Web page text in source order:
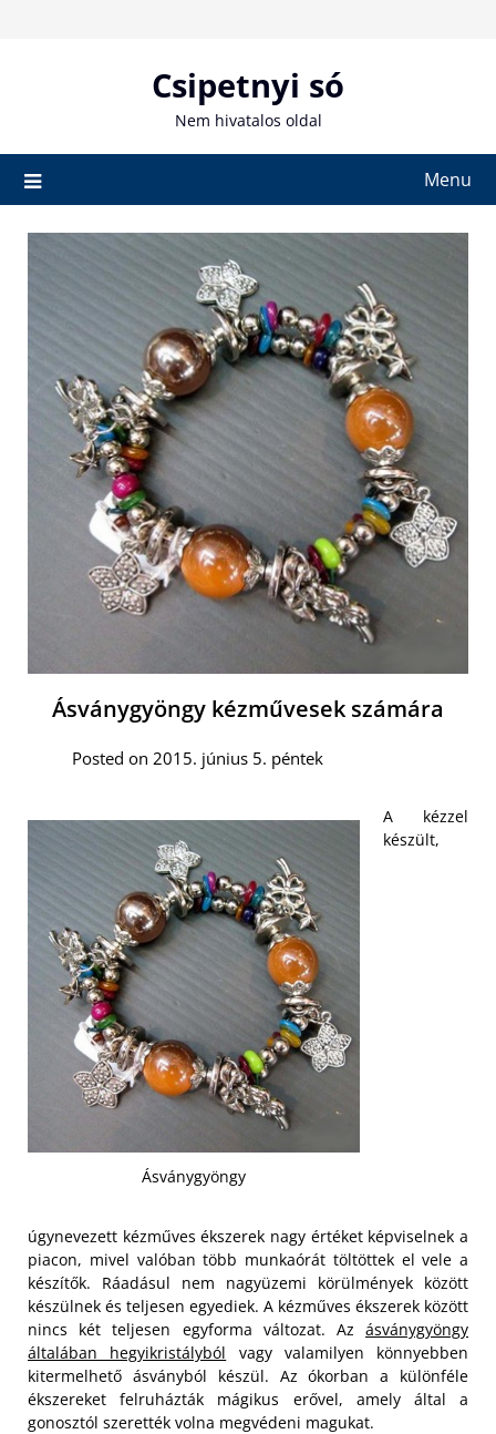
Csipetnyi só
Nem hivatalos oldal
Menu
Ásványgyöngy kézművesek számára
Posted on 2015. június 5. péntek
Ásványgyöngy
A kézzel
készült,
úgynevezett kézműves ékszerek nagy értéket képviselnek a
piacon, mivel valóban több munkaórát töltöttek el vele a
készítők. Ráadásul nem nagyüzemi körülmények között
készülnek és teljesen egyediek. A kézműves ékszerek között
nincs két teljesen egyforma változat. Az ásványgyöngy
általában hegyikristályból vagy valamilyen könnyebben
kitermelhető ásványból készül. Az ókorban a különféle
ékszereket felruházták mágikus erővel, amely által a
gonosztól szerették volna megvédeni magukat.